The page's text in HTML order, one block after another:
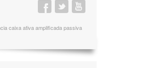
caixa ativa amplificada passiva